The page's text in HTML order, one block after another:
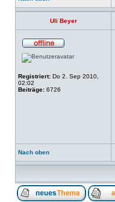
Uli Beyer
Registriert: Do 2. Sep 2010,
02:02
Beiträge: 6726
Nach oben